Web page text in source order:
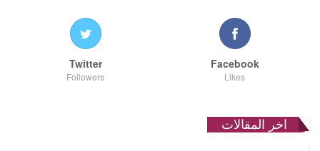
Facebook
Likes
Twitter
Followers
اخر المقالات